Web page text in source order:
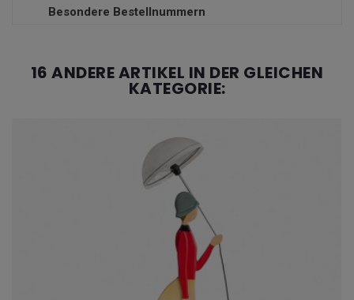
Besondere Bestellnummern
16 ANDERE ARTIKEL IN DER GLEICHEN
KATEGORIE: